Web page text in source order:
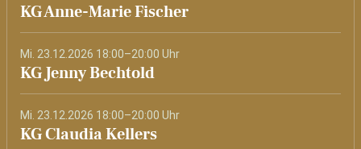
KG Anne-Marie Fischer
Mi. 23.12.2026 18:00–20:00 Uhr
KG Jenny Bechtold
Mi. 23.12.2026 18:00–20:00 Uhr
KG Claudia Kellers